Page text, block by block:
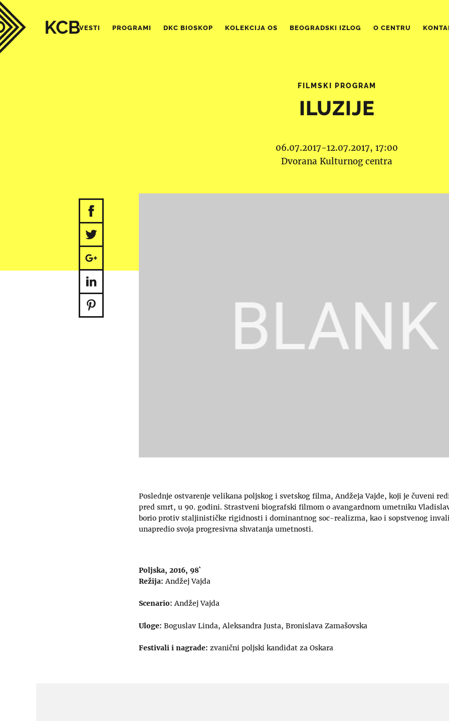
VESTI PROGRAMI DKC BIOSKOP KOLEKCIJA OS BEOGRADSKI IZLOG O CENTRU
FILMSKI PROGRAM
ILUZIJE
06.07.2017-12.07.2017, 17:00
Dvorana Kulturnog centra
Poslednje ostvarenje velikana poljskog i svetskog filma, Andžeja Vajde, koji je čuveni
pred smrt, u 90. godini. Strastveni biografski filmom o avangardnom umetniku
borio protiv staljinističke rigidnosti i dominantnog soc-realizma, kao i sopstvenog
unapredio svoja progresivna shvatanja umetnosti.
Poljska, 2016, 98`
Režija: Andžej Vajda
Scenario: Andžej Vajda
Uloge: Boguslav Linda, Aleksandra Justa, Bronislava Zamašovska
Festivali i nagrade: zvanični poljski kandidat za Oskara